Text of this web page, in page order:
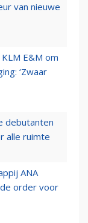
van nieuwe
E&M om
‘Zwaar
debutanten
alle ruimte
ANA
order voor